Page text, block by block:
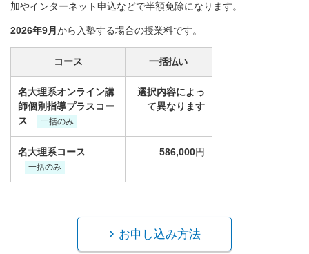
加やインターネット申込などで半額免除になります。
2026年9月 から入塾する場合の授業料です。
コース
名大理系オンライン講
師個別指導プラスコー
ス
一括のみ
名大理系コース
一括のみ
一括払い
選択内容によっ
て異なります
586,000円
お申し込み方法